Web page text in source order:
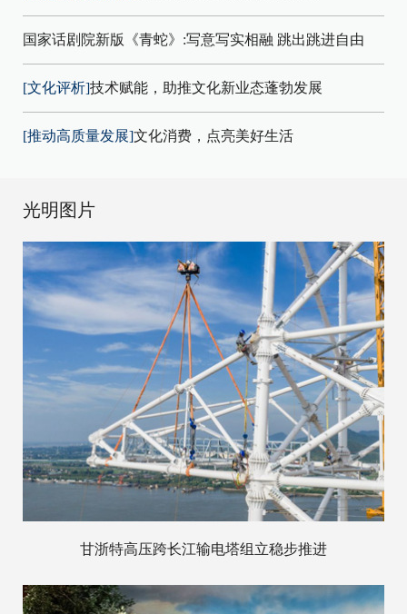
国家话剧院新版《青蛇》:写意写实相融 跳出跳进自由
[文化评析]技术赋能，助推文化新业态蓬勃发展
[推动高质量发展]文化消费，点亮美好生活
光明图片
甘浙特高压跨长江输电塔组立稳步推进